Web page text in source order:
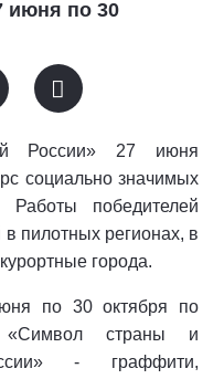
июня по 30
России» 27 июня
социально значимых
победителей
пилотных регионах, в
города.
по 30 октября по
«Символ страны и
- граффити,